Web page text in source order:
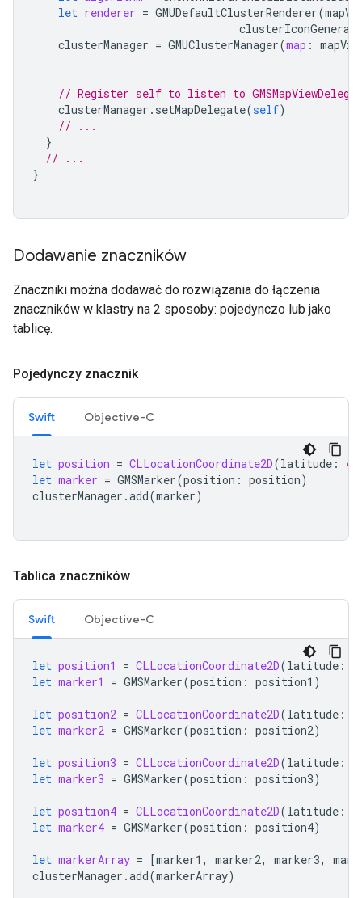
let renderer = GMUDefaultClusterRenderer(
clusterManager = GMUClusterManager(map :
// Register self to listen to
clusterManager . setMapDelegate(self)
// ...
}
// ...
}
Dodawanie znaczników
Znaczniki można dodawać do rozwiązania do łączenia
znaczników w klastry na 2 sposoby: pojedynczo lub jako
tablicę.
Pojedynczy znacznik
Swift Objective-C
let position = CLLocationCoordinate2D(latitude :
let marker = GMSMarker(position : position)
clusterManager .add(marker)
Tablica znaczników
Swift Objective-C
let position1 = CLLocationCoordinate2D(latitude :
let marker1 = GMSMarker(position : position1 )
let position2 = CLLocationCoordinate2D(latitude :
let marker2 = GMSMarker(position : position2)
let position3 = CLLocationCoordinate2D(latitude :
let marker3 = GMSMarker(position : position3)
let position4 = CLLocationCoordinate2D(latitude :
let marker4 = GMSMarker(position : position4)
let markerArray = [marker1 , marker2, marker3,
clusterManager .add(markerArray)